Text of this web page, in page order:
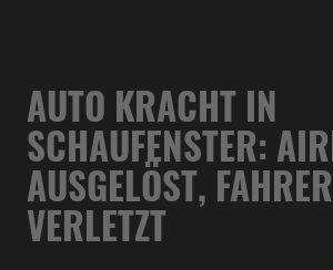
AUTO KRACHT IN
SCHAUFENSTER:
AUSGELÖST,
VERLETZT